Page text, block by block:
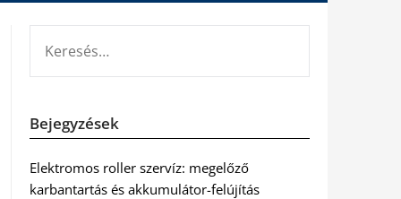
Bejegyzések
Elektromos roller szervíz: megelőző
karbantartás és akkumulátor-felújítás